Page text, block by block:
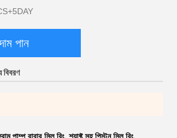
পান
বিবরণ